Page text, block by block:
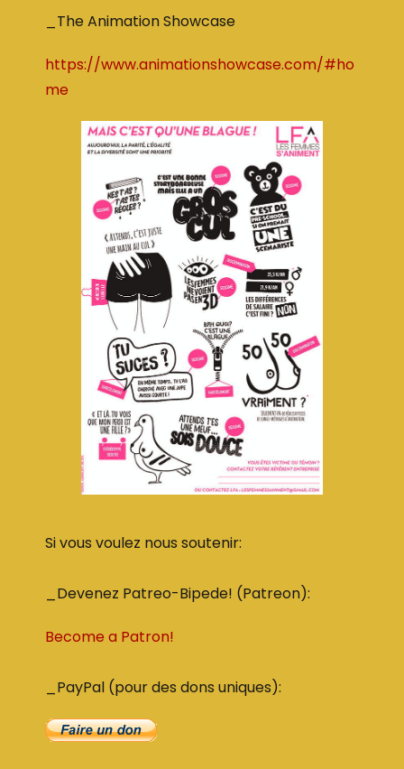
_The Animation Showcase
https://www.animationshowcase.com/#ho
me
Si vous voulez nous soutenir:
_Devenez Patreo-Bipede! (Patreon):
Become a Patron!
_PayPal (pour des dons uniques):